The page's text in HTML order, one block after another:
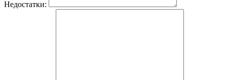
Недостатки: